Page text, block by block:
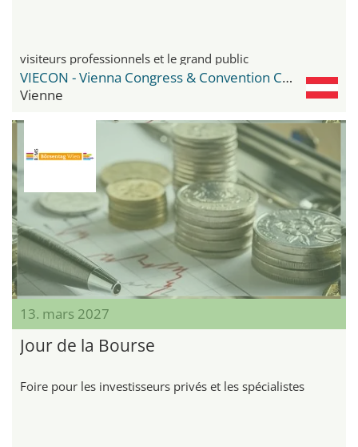
visiteurs professionnels et le grand public
VIECON - Vienna Congress & Convention Center
Vienne
13. mars 2027
Jour de la Bourse
Foire pour les investisseurs privés et les spécialistes